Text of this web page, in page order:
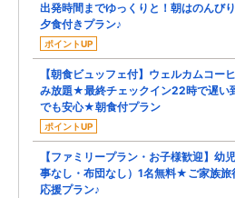
出発時間までゆっくりと！朝はのんび
夕食付きプラン♪
ポイントUP
【朝食ビュッフェ付】ウェルカムコー
み放題★最終チェックイン22時で遅い
でも安心★朝食付プラン
ポイントUP
【ファミリープラン・お子様歓迎】幼
事なし・布団なし）1名無料★ご家族旅
応援プラン♪